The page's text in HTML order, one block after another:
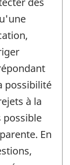
possibilité
à la
En